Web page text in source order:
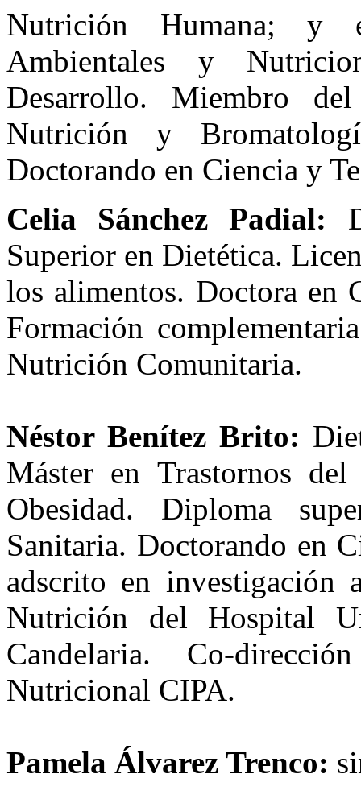
Nutrición Humana; y
Ambientales y
Desarrollo. Miembro
Nutrición y
Doctorando en Ciencia y
Celia Sánchez Padial:
Superior en Dietética.
los alimentos. Doctora en
Formación
Nutrición Comunitaria.
Néstor Benítez Brito:
Máster en Trastornos
Obesidad. Diploma
Sanitaria. Doctorando en
adscrito en
Nutrición del Hospital
Candelaria. Co-
Nutricional CIPA.
Pamela Álvarez Trenco: